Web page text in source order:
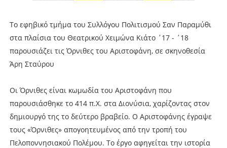
Το εφηβικό τμήμα του Συλλόγου Πολιτισμού Σαν Παραμύθι
στα πλαίσια του Θεατρικού Χειμώνα Κιάτο ΄17 - ΄18
παρουσιάζει τις Όρνιθες του Αριστοφάνη, σε σκηνοθεσία
Άρη Σταύρου
Οι Όρνιθες είναι κωμωδία του Αριστοφάνη που
παρουσιάσθηκε το 414 π.Χ. στα Διονύσια, χαρίζοντας στον
δημιουργό της το δεύτερο βραβείο. Ο Αριστοφάνης έγραψε
τους «Όρνιθες» απογοητευμένος από την τροπή του
Πελοποννησιακού Πολέμου. Το έργο αφηγείται την ιστορία